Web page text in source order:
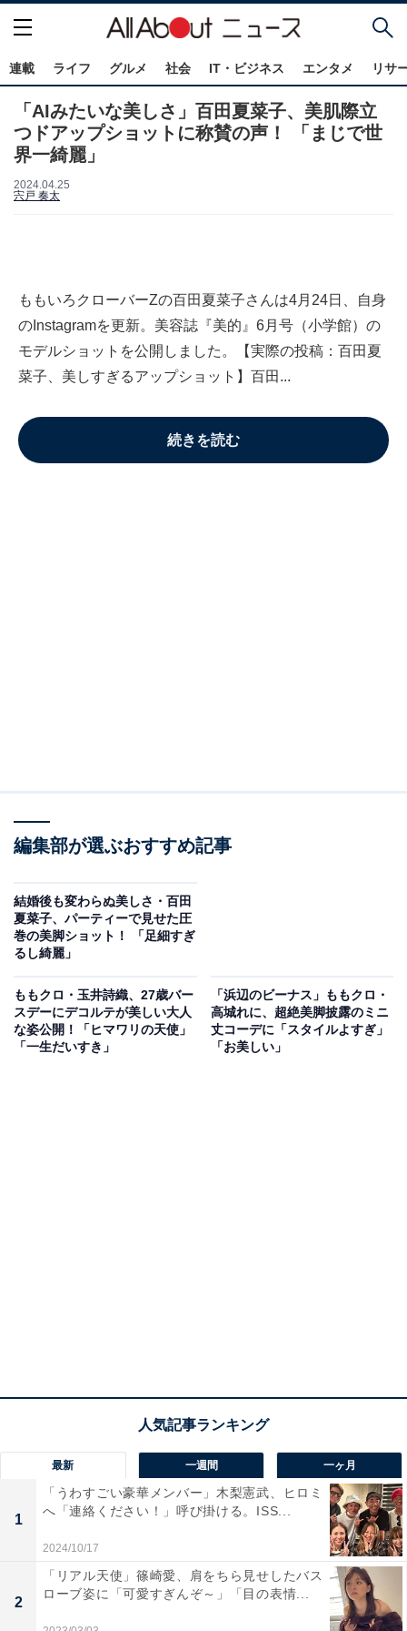
連載 ライフ グルメ 社会 IT・ビジネス エンタメ リサ
「AIみたいな美しさ」百田夏菜子、美肌際立
つドアップショットに称賛の声！ 「まじで世
界一綺麗」
2024.04.25
宍戸 奏太
ももいろクローバーZの百田夏菜子さんは4月24日、自身
のInstagramを更新。美容誌『美的』6月号（小学館）の
モデルショットを公開しました。【実際の投稿：百田夏
菜子、美しすぎるアップショット】百田...
続きを読む
編集部が選ぶおすすめ記事
結婚後も変わらぬ美しさ・百田
夏菜子、パーティーで見せた圧
巻の美脚ショット！ 「足細すぎ
るし綺麗」
ももクロ・玉井詩織、27歳バー
スデーにデコルテが美しい大人
な姿公開！「ヒマワリの天使」
「一生だいすき」
「浜辺のビーナス」ももクロ・
高城れに、超絶美脚披露のミニ
丈コーデに「スタイルよすぎ」
「お美しい」
最新 一週間 一ヶ月
1
「うわすごい豪華メンバー」木梨憲武、ヒロミ
へ「連絡ください！」呼び掛ける。ISS...
2024/10/17
2
「リアル天使」篠崎愛、肩をちら見せしたバス
ローブ姿に「可愛すぎんぞ～」「目の表情...